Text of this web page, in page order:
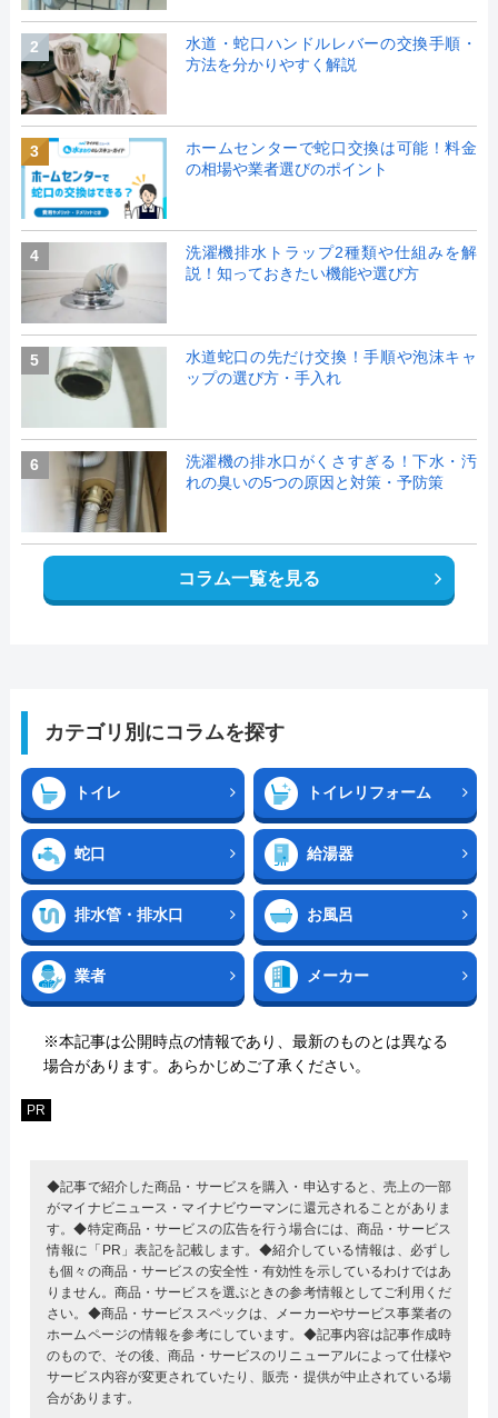
2
水道・蛇口ハンドルレバーの交換手順・
方法を分かりやすく解説
3
ホームセンターで蛇口交換は可能！料金
の相場や業者選びのポイント
4
洗濯機排水トラップ2種類や仕組みを解
説！知っておきたい機能や選び方
5
水道蛇口の先だけ交換！手順や泡沫キャ
ップの選び方・手入れ
6
洗濯機の排水口がくさすぎる！下水・汚
れの臭いの5つの原因と対策・予防策
コラム一覧を見る
カテゴリ別にコラムを探す
トイレ トイレリフォーム
蛇口 給湯器
排水管・排水口 お風呂
業者 メーカー
※本記事は公開時点の情報であり、最新のものとは異なる
場合があります。あらかじめご了承ください。
PR
◆記事で紹介した商品・サービスを購入・申込すると、売上の一部
がマイナビニュース・マイナビウーマンに還元されることがありま
す。◆特定商品・サービスの広告を行う場合には、商品・サービス
情報に「PR」表記を記載します。◆紹介している情報は、必ずし
も個々の商品・サービスの安全性・有効性を示しているわけではあ
りません。商品・サービスを選ぶときの参考情報としてご利用くだ
さい。◆商品・サービススペックは、メーカーやサービス事業者の
ホームページの情報を参考にしています。◆記事内容は記事作成時
のもので、その後、商品・サービスのリニューアルによって仕様や
サービス内容が変更されていたり、販売・提供が中止されている場
合があります。